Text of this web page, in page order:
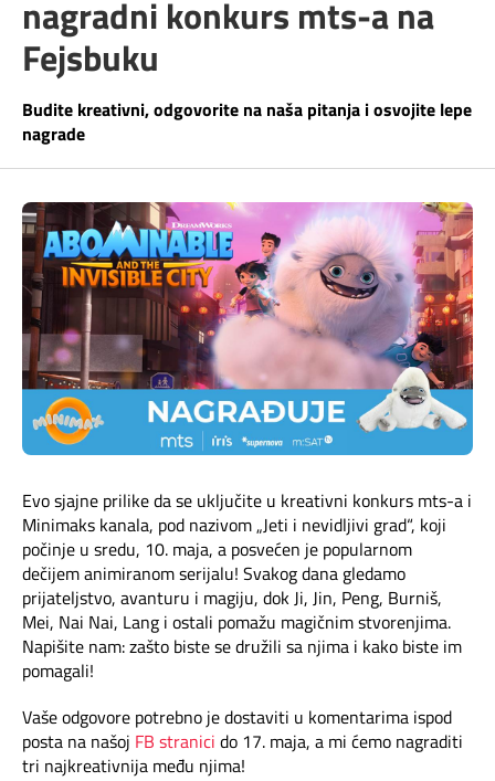
Pozivi ka inostranstvu
iris TV
Antena PLUS
Šta da gledam?
Telefonski imenik
Samouslužni servisi
Kontakt centar
Kako do nas?
Rešavanje problema
Česta pitanja
Pokrivenost mreže
Mapa brzina
eRačun
Prilagođeno tebi
Putuj pametnije
nagradni konkurs mts-a na
Fejsbuku
Budite kreativni, odgovorite na naša pitanja i osvojite lepe
nagrade
Evo sjajne prilike da se uključite u kreativni konkurs mts-a i
Minimaks kanala, pod nazivom „Jeti i nevidljivi grad“, koji
počinje u sredu, 10. maja, a posvećen je popularnom
dečijem animiranom serijalu! Svakog dana gledamo
prijateljstvo, avanturu i magiju, dok Ji, Jin, Peng, Burniš,
Mei, Nai Nai, Lang i ostali pomažu magičnim stvorenjima.
Napišite nam: zašto biste se družili sa njima i kako biste im
pomagali!
Vaše odgovore potrebno je dostaviti u komentarima ispod
posta na našoj FB stranici do 17. maja, a mi ćemo nagraditi
tri najkreativnija među njima!